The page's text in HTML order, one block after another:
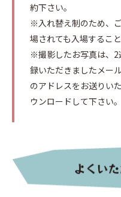
約下さい。
※入れ替え制のため、
場されても入場するこ
※撮影したお写真は、
録いただきましたメー
のアドレスをお送りい
ウンロードして下さい。